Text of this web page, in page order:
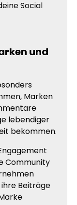
Social
und
Marken
lebendiger
bekommen.
Community
Beiträge